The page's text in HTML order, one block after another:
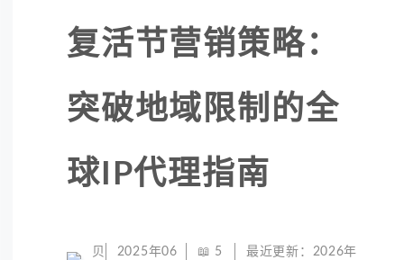
复活节营销策略：
突破地域限制的全
球IP代理指南
贝
2025年06
📖 5
最近更新： 2026年